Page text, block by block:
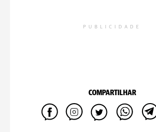
PUBLICIDADE
COMPARTILHAR